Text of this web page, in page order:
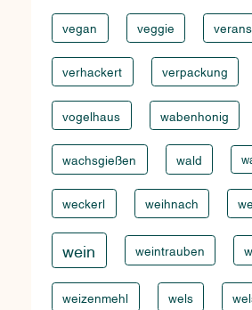
vegan veggie
verhackert verpackung
vogelhaus wabenhonig
wachsgießen wald
weckerl weihnach
wein weintrauben
weizenmehl wels